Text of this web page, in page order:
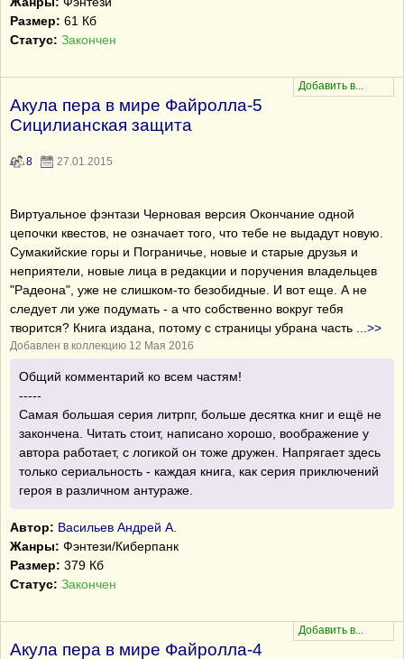
Размер: 61 Кб
Статус: Закончен
Акула пера в мире Файролла-5
Сицилианская защита
8 27.01.2015
Виртуальное фэнтази Черновая версия Окончание одной
цепочки квестов, не означает того, что тебе не выдадут новую.
Сумакийские горы и Пограничье, новые и старые друзья и
неприятели, новые лица в редакции и поручения владельцев
"Радеона", уже не слишком-то безобидные. И вот еще. А не
следует ли уже подумать - а что собственно вокруг тебя
творится? Книга издана, потому с страницы убрана часть
>>
Добавлен в коллекцию 12 Мая 2016
Общий комментарий ко всем частям!
-----
Самая большая серия литрпг, больше десятка книг и ещё не
закончена. Читать стоит, написано хорошо, воображение у
автора работает, с логикой он тоже дружен. Напрягает здесь
только сериальность - каждая книга, как серия приключений
героя в различном антураже.
Автор: Васильев Андрей А.
Жанры: Фэнтези/Киберпанк
Размер: 379 Кб
Статус: Закончен
Акула пера в мире Файролла-4